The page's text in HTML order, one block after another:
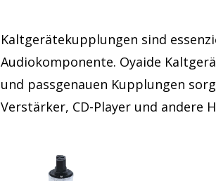
Kaltgerätekupplungen sind
Audiokomponente. Oyaide
und passgenauen Kupplungen
Verstärker, CD-Player und andere